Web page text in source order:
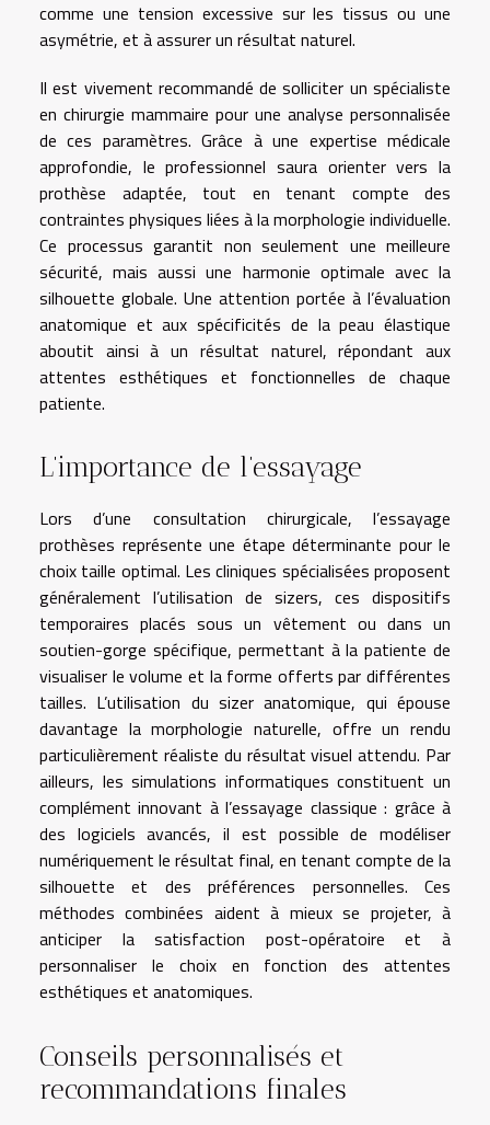
comme une tension excessive sur les tissus ou une
asymétrie, et à assurer un résultat naturel.
Il est vivement recommandé de solliciter un spécialiste
en chirurgie mammaire pour une analyse personnalisée
de ces paramètres. Grâce à une expertise médicale
approfondie, le professionnel saura orienter vers la
prothèse adaptée, tout en tenant compte des
contraintes physiques liées à la morphologie individuelle.
Ce processus garantit non seulement une meilleure
sécurité, mais aussi une harmonie optimale avec la
silhouette globale. Une attention portée à l’évaluation
anatomique et aux spécificités de la peau élastique
aboutit ainsi à un résultat naturel, répondant aux
attentes esthétiques et fonctionnelles de chaque
patiente.
L’importance de l’essayage
Lors d’une consultation chirurgicale, l’essayage
prothèses représente une étape déterminante pour le
choix taille optimal. Les cliniques spécialisées proposent
généralement l’utilisation de sizers, ces dispositifs
temporaires placés sous un vêtement ou dans un
soutien-gorge spécifique, permettant à la patiente de
visualiser le volume et la forme offerts par différentes
tailles. L’utilisation du sizer anatomique, qui épouse
davantage la morphologie naturelle, offre un rendu
particulièrement réaliste du résultat visuel attendu. Par
ailleurs, les simulations informatiques constituent un
complément innovant à l’essayage classique : grâce à
des logiciels avancés, il est possible de modéliser
numériquement le résultat final, en tenant compte de la
silhouette et des préférences personnelles. Ces
méthodes combinées aident à mieux se projeter, à
anticiper la satisfaction post-opératoire et à
personnaliser le choix en fonction des attentes
esthétiques et anatomiques.
Conseils personnalisés et
recommandations finales